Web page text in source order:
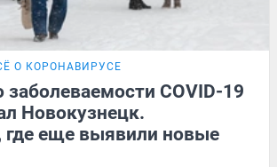
О КОРОНАВИРУСЕ
COVID-19
Новокузнецк.
где еще выявили новые